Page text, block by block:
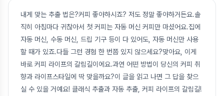
내게 맞는 추출 법은?커피 좋아하시죠? 저도 정말 좋아하거든요.솔
직히 아침마다 귀찮아서 첫 커피는 자동 머신 커피만 마셨어요.집에
자동 머신, 수동 머신, 드립 기구 등이 다 있어도, 자동 머신만 사용
할 때가 있죠.다들 그런 경험 한 번쯤 있지 않으세요?맞아요, 이게
바로 커피 라이프의 갈림길이에요.과연 어떤 방법이 당신의 커피 취
향과 라이프스타일에 딱 맞을까요?이 글을 읽고 나면 그 답을 찾으
실 수 있을 거예요! 클래식 추출과 자동 추출, 커피 라이프의 갈림길!